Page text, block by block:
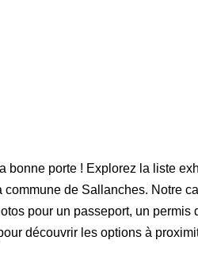
bonne porte ! Explorez la liste
de Sallanches. Notre
pour un passeport, un permis
découvrir les options à